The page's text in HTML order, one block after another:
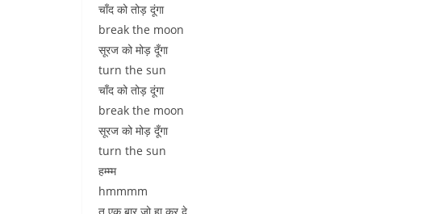
चाँद को तोड़ दूंगा
break the moon
सूरज को मोड़ दूँगा
turn the sun
चाँद को तोड़ दूंगा
break the moon
सूरज को मोड़ दूँगा
turn the sun
हम्म्म
hmmmm